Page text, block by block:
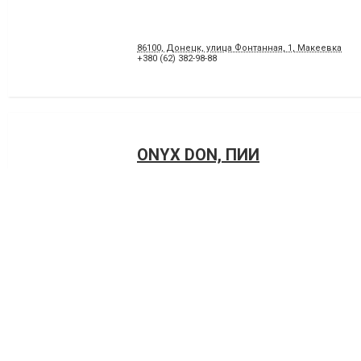
86100, Донецк, улица Фонтанная, 1, Макеевка
+380 (62) 382-98-88
ONYX DON, ПИИ